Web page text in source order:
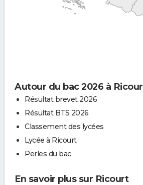
Autour du bac 2026 à
Résultat brevet 2026
Résultat BTS 2026
Classement des lycées
Lycée à Ricourt
Perles du bac
En savoir plus sur Ricourt